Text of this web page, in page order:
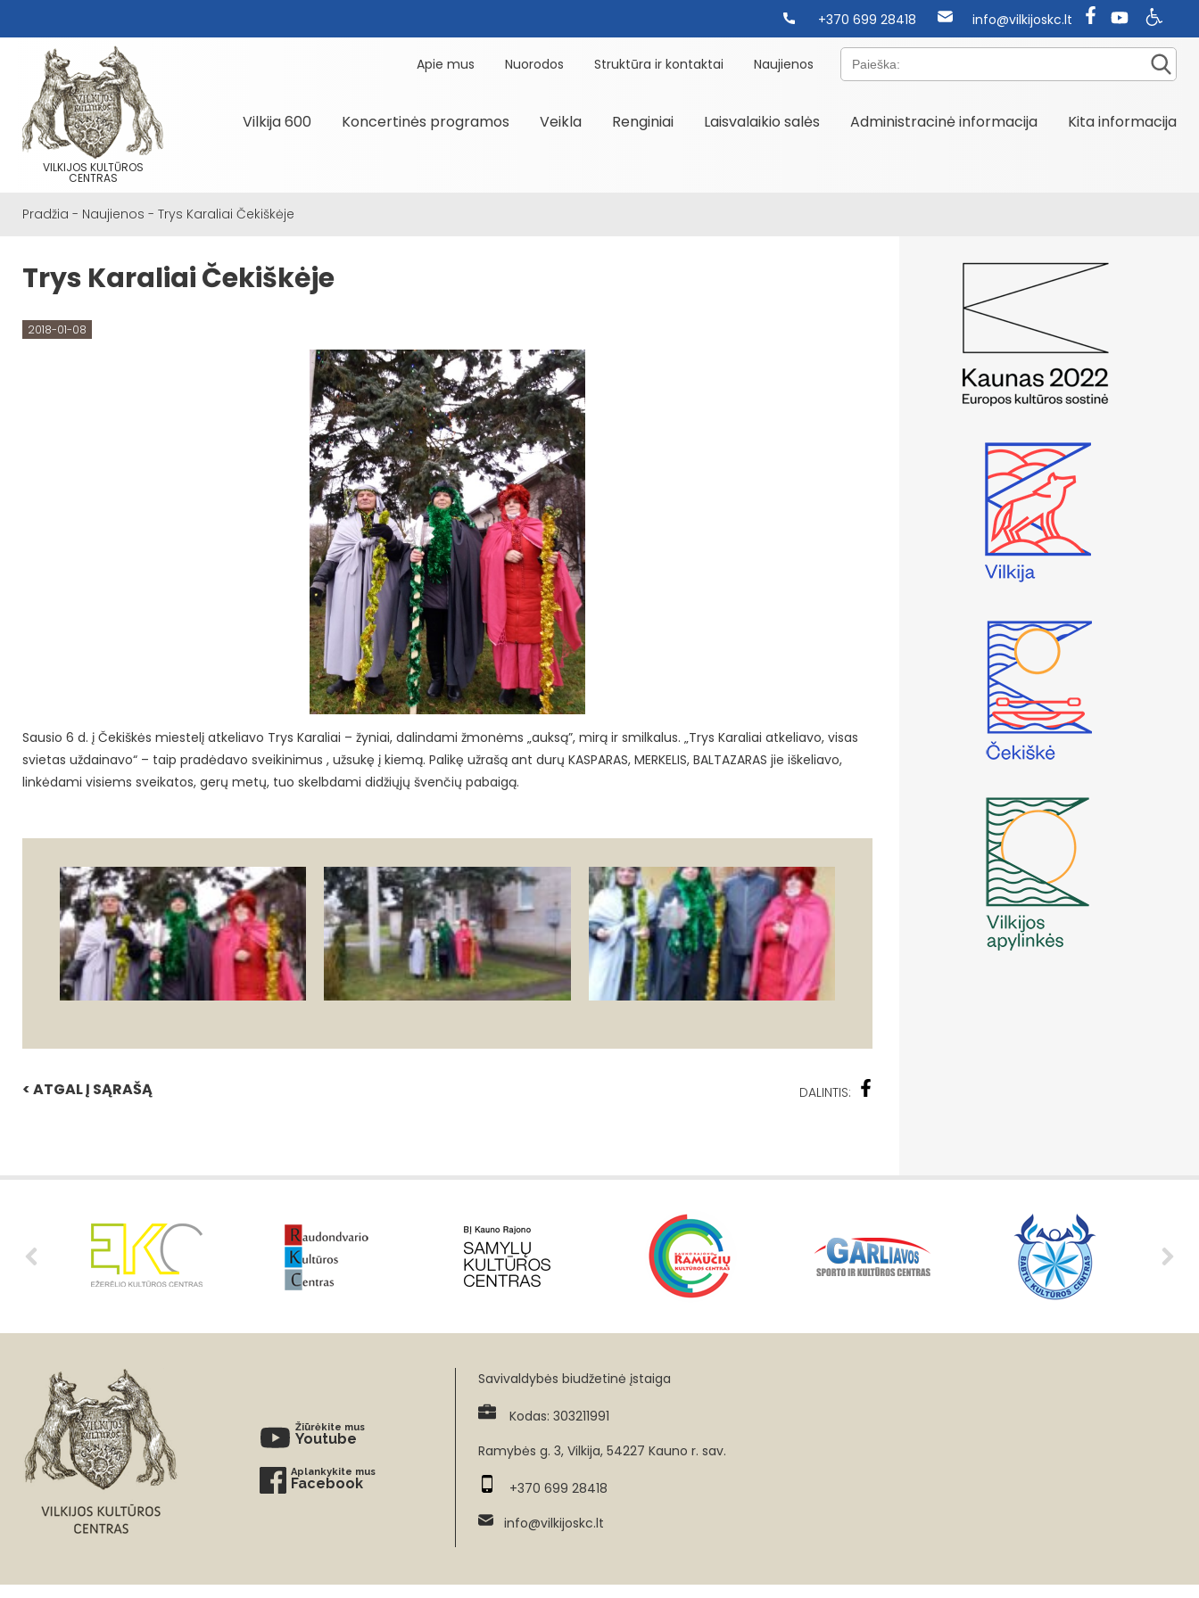
+370 699 28418 info@vilkijoskc.lt
VILKIJOS KULTŪROS
CENTRAS
Apie mus Nuorodos Struktūra ir kontaktai Naujienos Paieška:
Vilkija 600 Koncertinės programos Veikla Renginiai Laisvalaikio salės Administracinė informacija Kita informacija
Pradžia - Naujienos - Trys Karaliai Čekiškėje
Trys Karaliai Čekiškėje
2018-01-08
Sausio 6 d. į Čekiškės miestelį atkeliavo Trys Karaliai – žyniai, dalindami žmonėms „auksą”, mirą ir smilkalus. „Trys Karaliai atkeliavo, visas
svietas uždainavo“ – taip pradėdavo sveikinimus , užsukę į kiemą. Palikę užrašą ant durų KASPARAS, MERKELIS, BALTAZARAS jie iškeliavo,
linkėdami visiems sveikatos, gerų metų, tuo skelbdami didžiųjų švenčių pabaigą.
< ATGAL Į SĄRAŠĄ DALINTIS:
Žiūrėkite mus
Youtube
Aplankykite mus
Facebook
Savivaldybės biudžetinė įstaiga
Kodas: 303211991
Ramybės g. 3, Vilkija, 54227 Kauno r. sav.
+370 699 28418
info@vilkijoskc.lt